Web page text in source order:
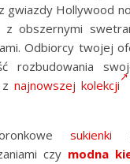
gwiazdy Hollywood
z obszernymi
Odbiorcy twojej
rozbudowania
najnowszej kolekcji
sukienki z
czy modna